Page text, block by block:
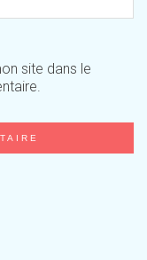
site dans le